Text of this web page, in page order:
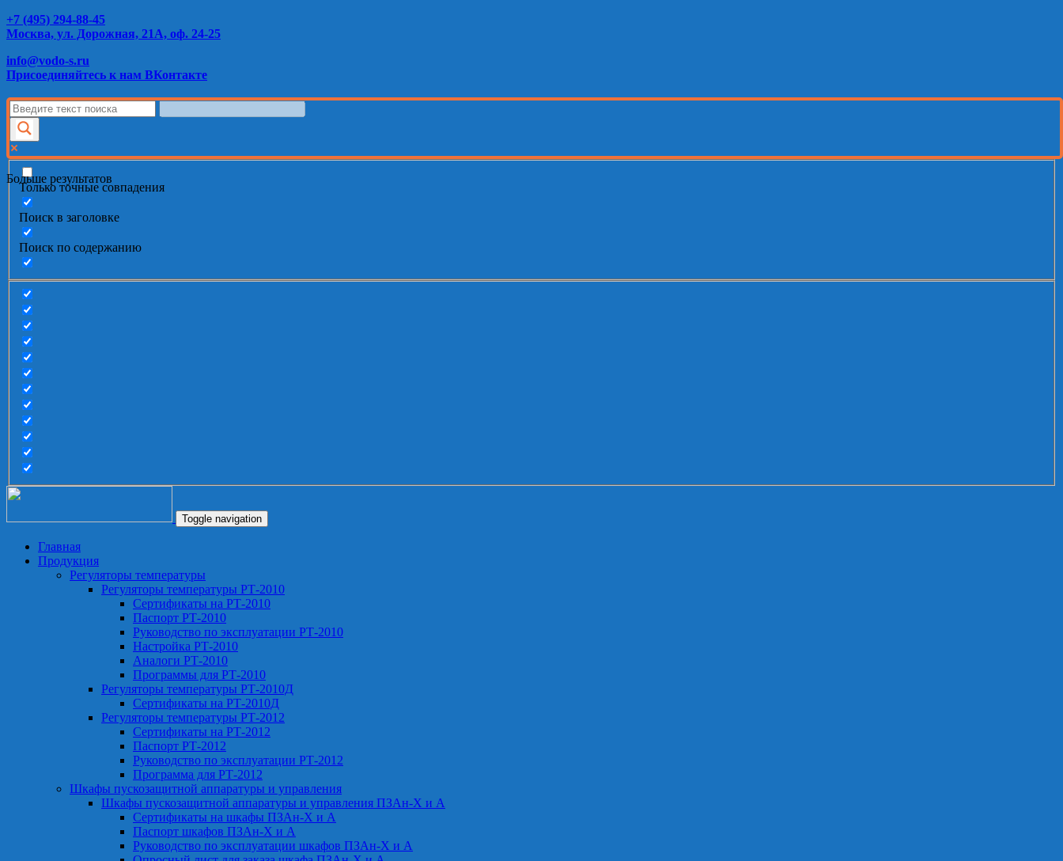
+7 (495) 294-88-45
Москва, ул. Дорожная, 21А, оф. 24-25
info@vodo-s.ru
Присоединяйтесь к нам ВКонтакте
Больше результатов
Только точные совпадения
Поиск в заголовке
Поиск по содержанию
Toggle navigation
Главная
Продукция
Регуляторы температуры
Регуляторы температуры РТ-2010
Сертификаты на РТ-2010
Паспорт РТ-2010
Руководство по эксплуатации РТ-2010
Настройка РТ-2010
Аналоги РТ-2010
Программы для РТ-2010
Регуляторы температуры РТ-2010Д
Сертификаты на РТ-2010Д
Регуляторы температуры РТ-2012
Сертификаты на РТ-2012
Паспорт РТ-2012
Руководство по эксплуатации РТ-2012
Программа для РТ-2012
Шкафы пускозащитной аппаратуры и управления
Шкафы пускозащитной аппаратуры и управления ПЗАн-Х и А
Сертификаты на шкафы ПЗАн-Х и А
Паспорт шкафов ПЗАн-Х и А
Руководство по эксплуатации шкафов ПЗАн-Х и А